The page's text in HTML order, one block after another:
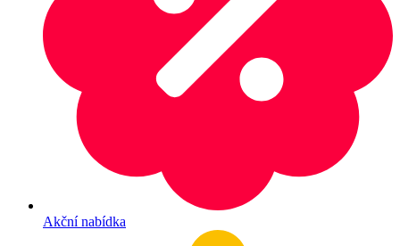
Akční nabídka